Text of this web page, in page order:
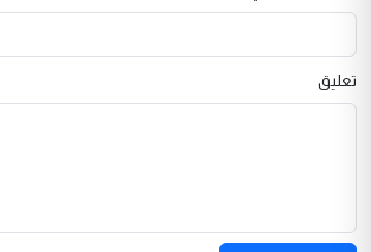
تعليق